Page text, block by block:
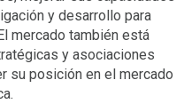
y desarrollo para
mercado también está
y asociaciones
su posición en el mercado